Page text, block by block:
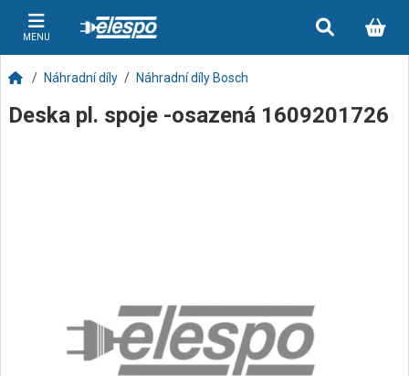
MENU
Náhradní díly Náhradní díly Bosch
Deska pl. spoje -osazená 1609201726